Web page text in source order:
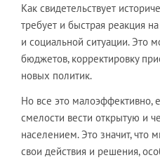
Как свидетельствует
требует и быстрая реакция
и социальной ситуации. Это
бюджетов, корректировку
новых политик.
Но все это малоэффективно,
смелости вести открытую и
населением. Это значит, что
свои действия и решения,